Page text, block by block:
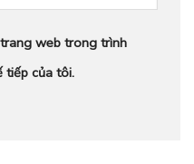
web trong trình
tiếp của tôi.